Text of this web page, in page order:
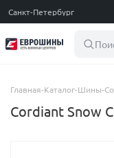
Санкт-Петербург
Главная-Каталог-Шины-
Cordiant Snow